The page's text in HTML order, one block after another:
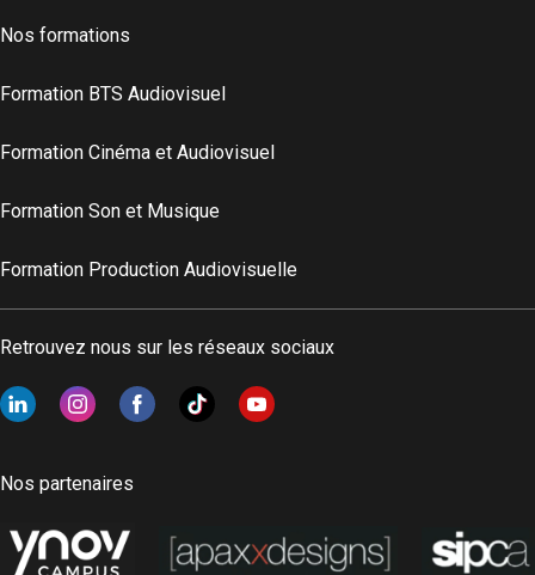
Nos formations
Formation BTS Audiovisuel
Formation Cinéma et Audiovisuel
Formation Son et Musique
Formation Production Audiovisuelle
Retrouvez nous sur les réseaux sociaux
Nos partenaires